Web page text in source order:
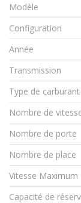
Modèle
Configuration
Année
Transmission
Type de carburant
Nombre de
Nombre de porte
Nombre de place
Vitesse Maximum
Capacité de